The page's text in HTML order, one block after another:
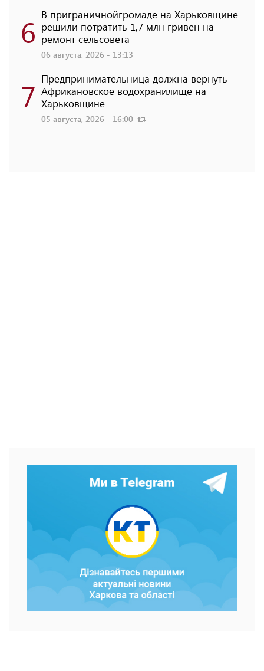
6 В приграничнойгромаде на Харьковщине
решили потратить 1,7 млн ​​гривен на
ремонт сельсовета
06 августа, 2026 - 13:13
7 Предпринимательница должна вернуть
Африкановское водохранилище на
Харьковщине
05 августа, 2026 - 16:00